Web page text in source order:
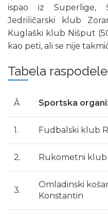
ispao iz Superlige,
Jedriličarski klub
Kuglaški klub Nišput
kao peti, ali se nije
Tabela
Â Sportska
1. Fudbalski klub
2. Rukometni klub
3.
Omladinski
Konstantin